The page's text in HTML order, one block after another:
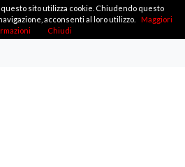
sito utilizza cookie. Chiudendo questo
acconsenti al loro utilizzo.
Maggiori
Chiudi